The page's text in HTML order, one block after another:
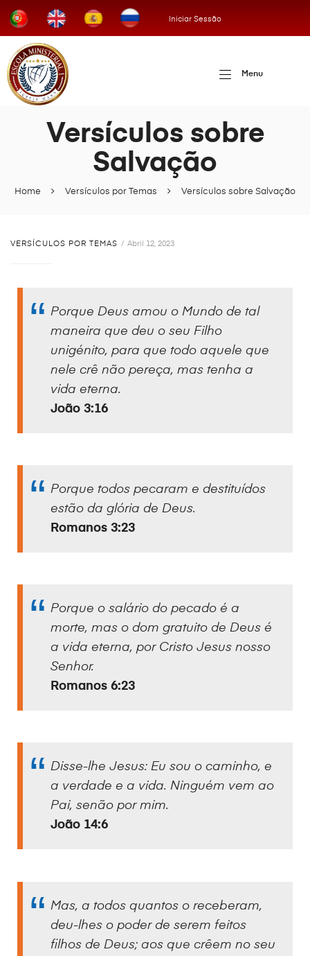
Iniciar Sessão
Menu
Home Versículos por Temas Versículos sobre Salvação
Versículos sobre
Salvação
VERSÍCULOS POR TEMAS Abril 12, 2023
Porque Deus amou o Mundo de tal
maneira que deu o seu Filho
unigénito, para que todo aquele que
nele crê não pereça, mas tenha a
vida eterna.
João 3:16
Porque todos pecaram e destituídos
estão da glória de Deus.
Romanos 3:23
Porque o salário do pecado é a
morte, mas o dom gratuito de Deus é
a vida eterna, por Cristo Jesus nosso
Senhor.
Romanos 6:23
Disse-lhe Jesus: Eu sou o caminho, e
a verdade e a vida. Ninguém vem ao
Pai, senão por mim.
João 14:6
Mas, a todos quantos o receberam,
deu-lhes o poder de serem feitos
filhos de Deus; aos que crêem no seu